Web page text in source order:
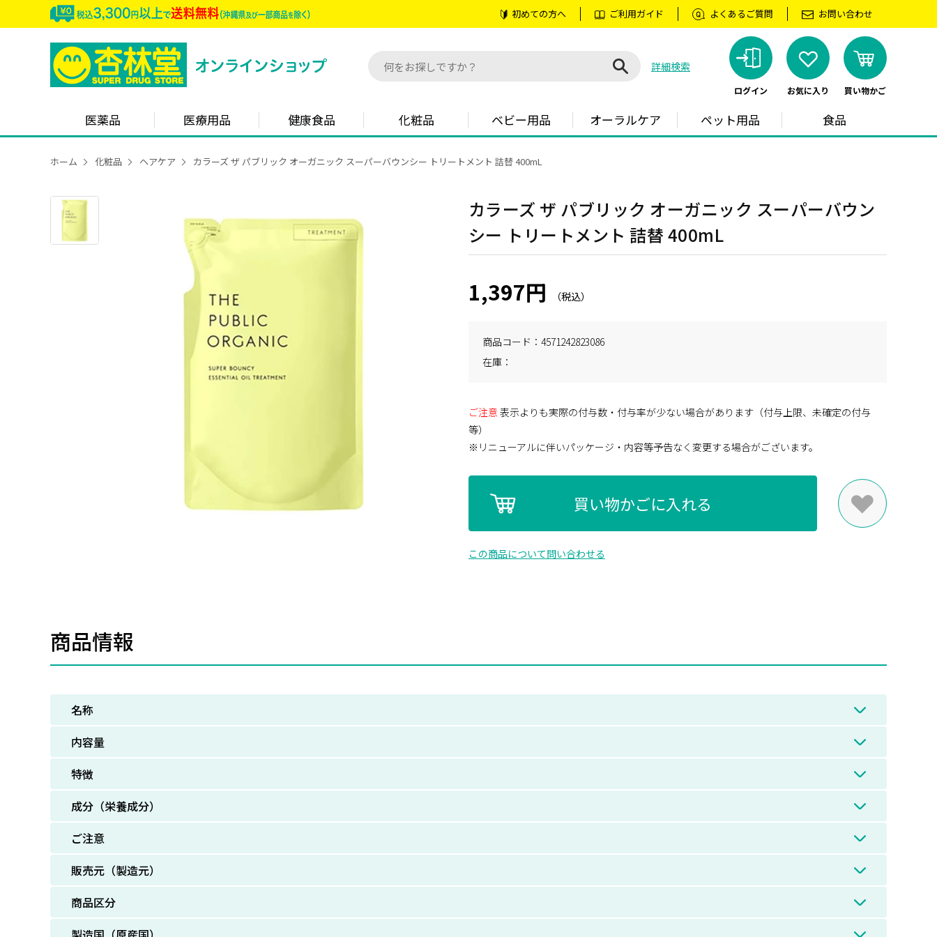
初めての方へ ご利用ガイド よくあるご質問 お問い合わせ
詳細検索
ログイン お気に入り 買い物かご
医薬品 医療用品 健康食品 化粧品 ベビー用品 オーラルケア ペット用品 食品
ホーム 化粧品 ヘアケア カラーズ ザ パブリック オーガニック スーパーバウンシー トリートメント 詰替 400mL
カラーズ ザ パブリック オーガニック スーパーバウン
シー トリートメント 詰替 400mL
1,397円
商品コード
4571242823086
在庫
ご注意 表示よりも実際の付与数・付与率が少ない場合があります（付与上限、未確定の付与
等）
※リニューアルに伴いパッケージ・内容等予告なく変更する場合がございます。
買い物かごに入れる
この商品について問い合わせる
商品情報
名称
内容量
特徴
成分（栄養成分）
ご注意
販売元（製造元）
商品区分